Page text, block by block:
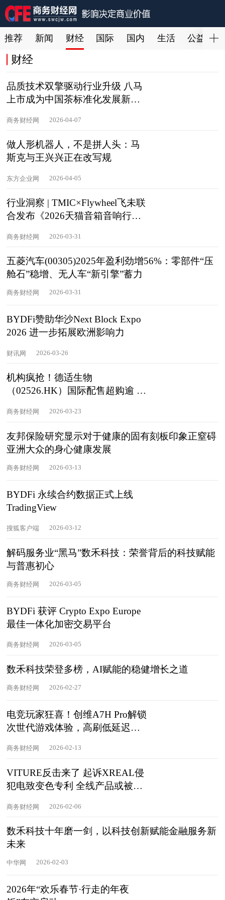
推荐 新闻 财经 国际 国内 生活 公益
财经
品质技术双擎驱动行业升级 八马
上市成为中国茶标准化发展新起
商务财经网 2026-04-07
做人形机器人，不是拼人头：马
斯克与王兴兴正在改写规
东方企业网 2026-04-05
行业洞察 | TMIC×Flywheel飞未联
合发布《2026天猫音箱音响行业
商务财经网 2026-03-31
五菱汽车(00305)2025年盈利劲增56%：零部件“压
舱石”稳增、无人车“新引擎”蓄力
商务财经网 2026-03-31
BYDFi赞助华沙Next Block Expo
2026 进一步拓展欧洲影响力
财讯网 2026-03-26
机构疯抢！德适生物
（02526.HK）国际配售超购逾 2
商务财经网 2026-03-23
友邦保险研究显示对于健康的固有刻板印象正窒碍
亚洲大众的身心健康发展
商务财经网 2026-03-13
BYDFi 永续合约数据正式上线
TradingView
搜狐客户端 2026-03-12
解码服务业“黑马”数禾科技：荣誉背后的科技赋能
与普惠初心
商务财经网 2026-03-05
BYDFi 获评 Crypto Expo Europe
最佳一体化加密交易平台
商务财经网 2026-03-05
数禾科技荣登多榜，AI赋能的稳健增长之道
商务财经网 2026-02-27
电竞玩家狂喜！创维A7H Pro解锁
次世代游戏体验，高刷低延迟无
商务财经网 2026-02-13
VITURE反击来了 起诉XREAL侵
犯电致变色专利 全线产品或被禁
商务财经网 2026-02-06
数禾科技十年磨一剑，以科技创新赋能金融服务新
未来
中华网 2026-02-03
2026年“欢乐春节·行走的年夜